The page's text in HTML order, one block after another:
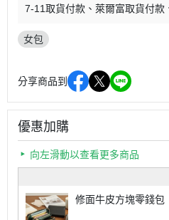
7-11取貨付款
萊爾富取貨付款
女包
分享商品到
優惠加購
向左滑動以查看更多商品
修面牛皮方塊零錢包